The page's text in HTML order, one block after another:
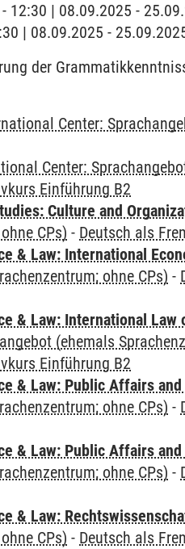
12:30 | 08.09.2025 -
| 08.09.2025 -
der
Center:
Center:
Einführung B2
Culture and
CPs) - Deutsch als
& Law: International
ohne CPs) -
& Law: International
(ehemals
Einführung B2
& Law: Public Affairs
ohne CPs) -
& Law: Public Affairs
ohne CPs) -
& Law:
CPs) - Deutsch als